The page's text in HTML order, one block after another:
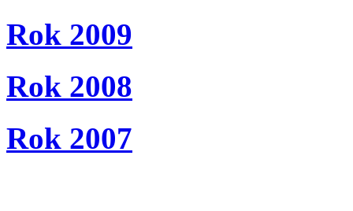
Rok 2009
Rok 2008
Rok 2007